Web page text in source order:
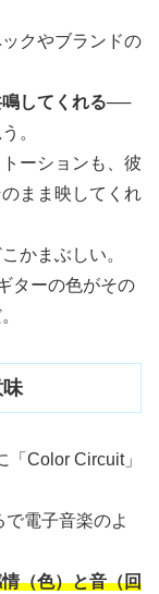
クやブランドの
してくれる──
。
ーションも、彼
まま映してくれ
かまぶしい。
ターの色がその
「Color Circuit」
で電子音楽のよ
（色）と音（回